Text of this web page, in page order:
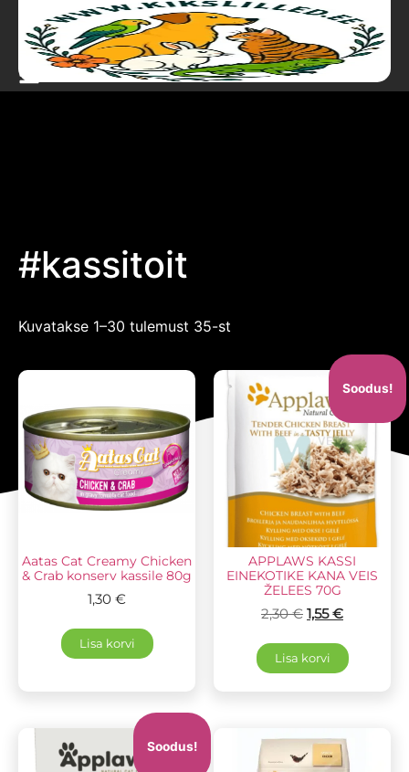
#kassitoit
Kuvatakse 1–30 tulemust 35-st
Aatas Cat Creamy Chicken
& Crab konserv kassile 80g
1,30 €
Lisa korvi
Soodus!
APPLAWS KASSI
EINEKOTIKE KANA VEIS
ŽELEES 70G
2,30€ 1,55€
Lisa korvi
Soodus!